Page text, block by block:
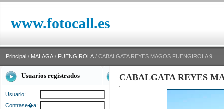
www.fotocall.es
Principal / MALAGA / FUENGIROLA / CABALGATA REYES MAGOS FUENGIROLA 9
Usuarios registrados
Usuario:
Contrase�a:
CABALGATA REYES